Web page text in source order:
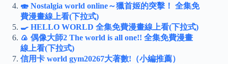
🍣 Nostalgia world online～獵首姬的突擊！ 全集免
費漫畫線上看(下拉式)
🍳 HELLO WORLD 全集免費漫畫線上看(下拉式)
🍙 偶像大師2 The world is all one!! 全集免費漫畫
線上看(下拉式)
信用卡 world gym20267大著數!（小編推薦）